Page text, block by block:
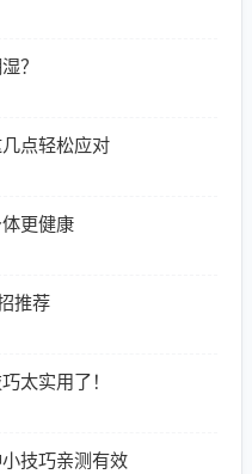
？
点轻松应对
更健康
推荐
太实用了！
技巧亲测有效